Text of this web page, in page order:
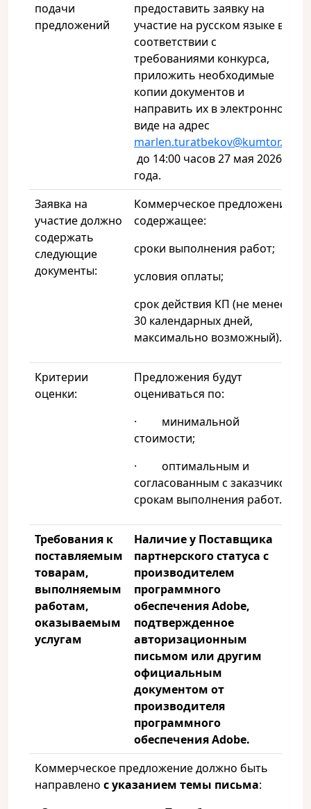
подачи
предложений
предоставить заявку на
участие на русском языке в
соответствии с
требованиями конкурса,
приложить необходимые
копии документов и
направить их в электронном
виде на адрес
marlen.turatbekov@kumtor.kg
до 14:00 часов 27 мая 2026
года.
Заявка на
участие должно
содержать
следующие
документы:
Коммерческое предложение,
содержащее:
сроки выполнения работ;
условия оплаты;
срок действия КП (не менее
30 календарных дней,
максимально возможный).
Критерии
оценки:
Предложения будут
оцениваться по:
· минимальной
стоимости;
· оптимальным и
согласованным с заказчиком
срокам выполнения работ.
Требования к
поставляемым
товарам,
выполняемым
работам,
оказываемым
услугам
Наличие у Поставщика
партнерского статуса с
производителем
программного
обеспеченияAdobe,
подтвержденное
авторизационным
письмом или другим
официальным
документом от
производителя
программного
обеспеченияAdobe.
Коммерческое предложение должно быть
направлено с указанием темы письма: